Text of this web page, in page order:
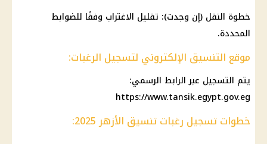
خطوة النقل (إن وجدت): تقليل الاغتراب وفقًا للضوابط
المحددة.
موقع التنسيق الإلكتروني لتسجيل الرغبات:
يتم التسجيل عبر الرابط الرسمي:
https://www.tansik.egypt.gov.eg
خطوات تسجيل رغبات تنسيق الأزهر 2025: